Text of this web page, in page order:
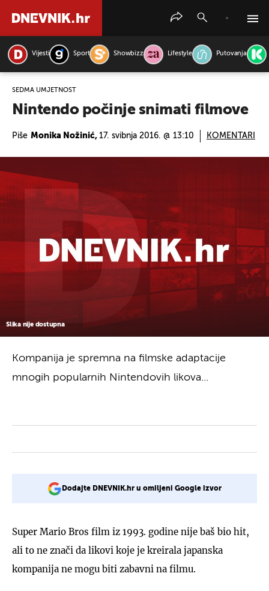
Vijesti Sport Showbizz Lifestyle Putovanja
SEDMA UMJETNOST
Nintendo počinje snimati filmove
Piše Monika Nožinić, 17. svibnja 2016. @ 13:10 KOMENTARI
Slika nije dostupna
Kompanija je spremna na filmske adaptacije
mnogih popularnih Nintendovih likova...
Dodajte DNEVNIK.hr u omiljeni Google izvor
Super Mario Bros film iz 1993. godine nije baš bio hit,
ali to ne znači da likovi koje je kreirala japanska
kompanija ne mogu biti zabavni na filmu.
PRETRAŽITE VIJESTI